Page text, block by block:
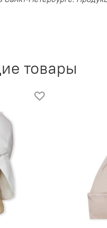
товары